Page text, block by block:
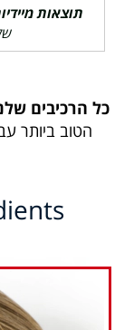
תוצאות
כל הרכיבים
הטוב ביותר